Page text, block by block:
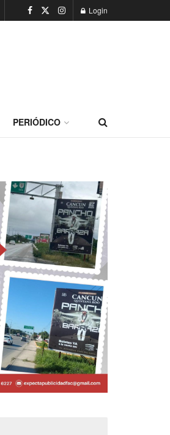
Login
PERIÓDICO